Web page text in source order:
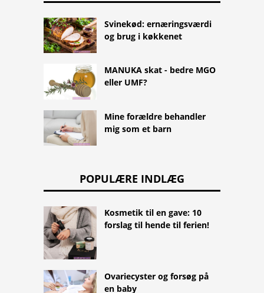
Svinekød: ernæringsværdi
og brug i køkkenet
MANUKA skat - bedre MGO
eller UMF?
Mine forældre behandler
mig som et barn
POPULÆRE INDLÆG
Kosmetik til en gave: 10
forslag til hende til ferien!
Ovariecyster og forsøg på
en baby